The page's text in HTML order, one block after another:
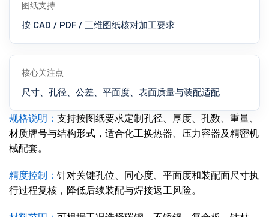
图纸支持
按 CAD / PDF / 三维图纸核对加工要求
核心关注点
尺寸、孔径、公差、平面度、表面质量与装配适配
规格说明： 支持按图纸要求定制孔径、厚度、孔数、重量、
材质牌号与结构形式，适合化工换热器、压力容器及精密机
械配套。
精度控制： 针对关键孔位、同心度、平面度和装配面尺寸执
行过程复核，降低后续装配与焊接返工风险。